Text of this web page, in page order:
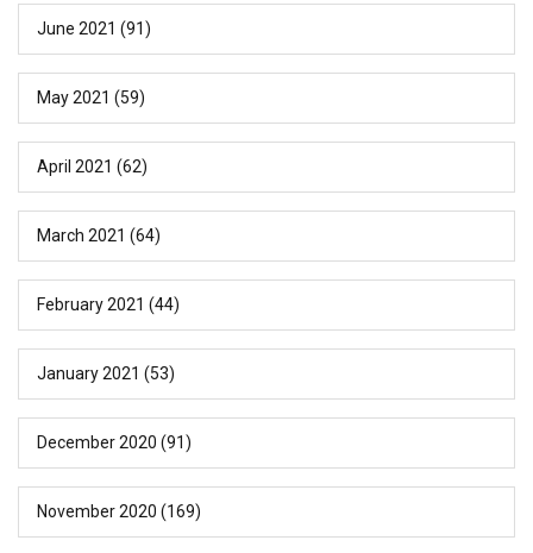
June 2021 (91)
May 2021 (59)
April 2021 (62)
March 2021 (64)
February 2021 (44)
January 2021 (53)
December 2020 (91)
November 2020 (169)